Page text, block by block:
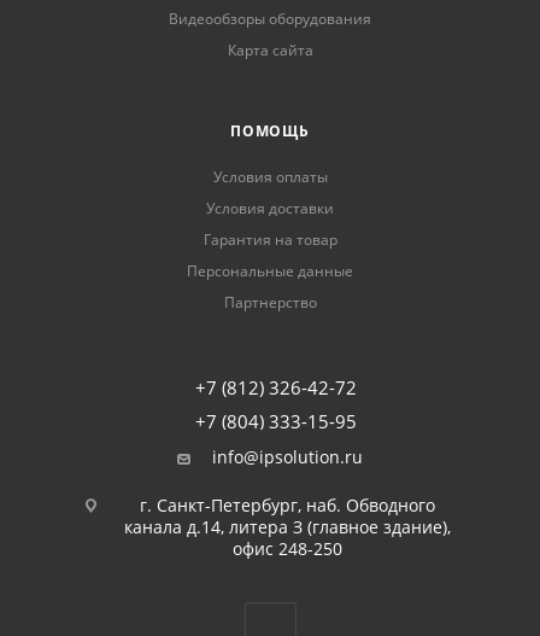
Видеообзоры оборудования
Карта сайта
ПОМОЩЬ
Условия оплаты
Условия доставки
Гарантия на товар
Персональные данные
Партнерство
+7 (812) 326-42-72
+7 (804) 333-15-95
info@ipsolution.ru
г. Санкт-Петербург, наб. Обводного
канала д.14, литера З (главное здание),
офис 248-250